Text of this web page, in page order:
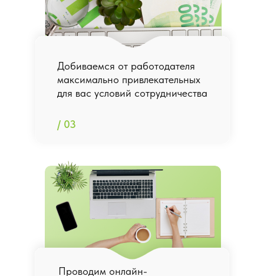
/ 03
Добиваемся от работодателя
максимально привлекательных
для вас условий сотрудничества
Проводим онлайн-